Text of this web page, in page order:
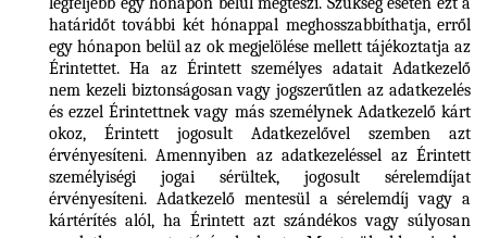
határidőt további két hónappal meghosszabbíthatja, erről
egy hónapon belül az ok megjelölése mellett tájékoztatja az
Érintettet. Ha az Érintett személyes adatait Adatkezelő
nem kezeli biztonságosan vagy jogszerűtlen az adatkezelés
és ezzel Érintettnek vagy más személynek Adatkezelő kárt
okoz, Érintett jogosult Adatkezelővel szemben azt
érvényesíteni. Amennyiben az adatkezeléssel az Érintett
személyiségi jogai sérültek, jogosult sérelemdíjat
érvényesíteni. Adatkezelő mentesül a sérelemdíj vagy a
kártérítés alól, ha Érintett azt szándékos vagy súlyosan